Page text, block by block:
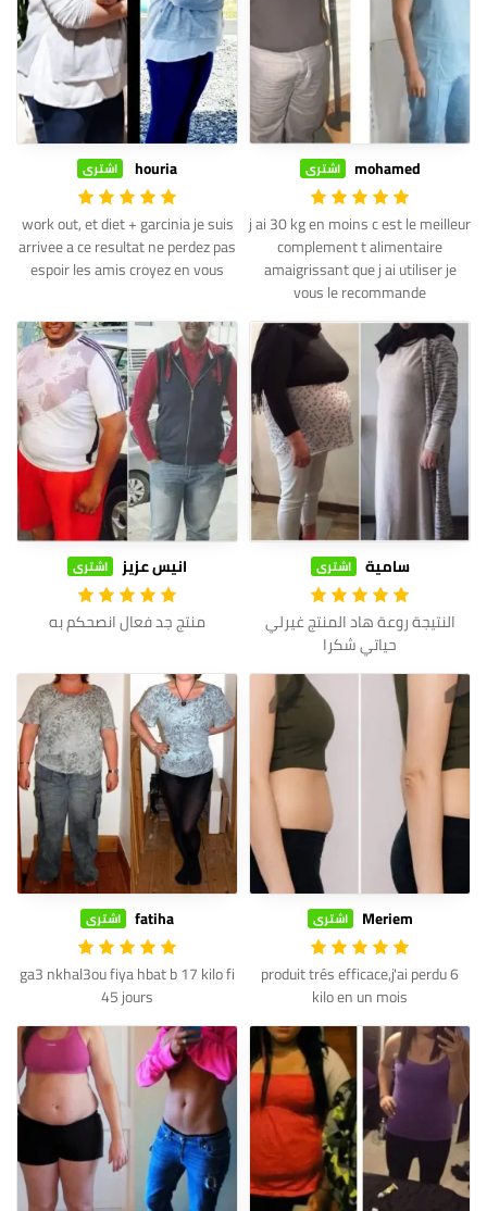
mohamed اشترى
j ai 30 kg en moins c est le meilleur
complement t alimentaire
amaigrissant que j ai utiliser je
vous le recommande
houria اشترى
work out, et diet + garcinia je suis
arrivee a ce resultat ne perdez pas
espoir les amis croyez en vous
سامية اشترى
النتيجة روعة هاد المنتج غيرلي
حياتي شكرا
انيس عزيز اشترى
منتج جد فعال انصحكم به
Meriem اشترى
produit trés efficace,j'ai perdu 6
kilo en un mois
fatiha اشترى
ga3 nkhal3ou fiya hbat b 17 kilo fi
45 jours